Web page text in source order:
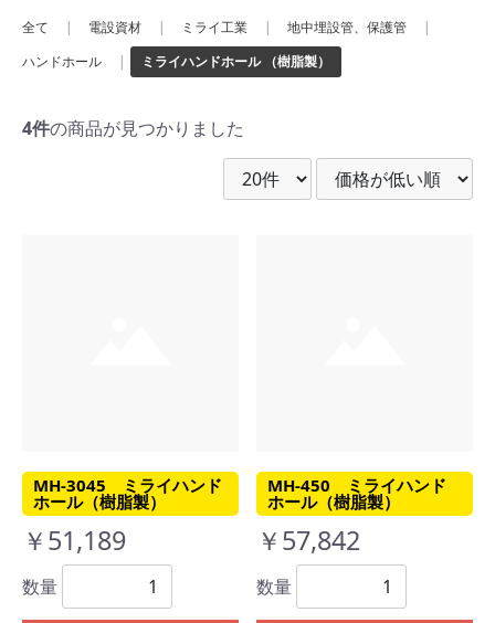
全て | 電設資材 | ミライ工業 | 地中埋設管、保護管
|
ハンドホール
| ミライハンドホール （樹脂製）
4件の商品が見つかりました
MH-3045 ミライハンド
ホール（樹脂製）
￥51,189
数量
MH-450 ミライハンド
ホール（樹脂製）
￥57,842
数量